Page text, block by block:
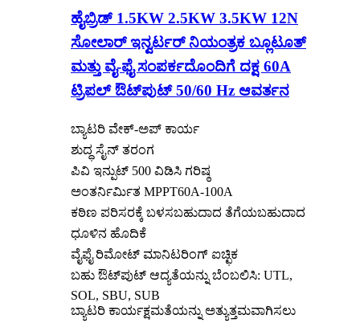
ಹೈಬ್ರಿಡ್ 1.5KW 2.5KW 3.5KW 12N
ಸೋಲಾರ್ ಇನ್ವರ್ಟರ್ ನಿಯಂತ್ರಕ ಬ್ಲೂಟೂತ್
ಮತ್ತು ವೈ-ಫೈ ಸಂಪರ್ಕದೊಂದಿಗೆ ದಕ್ಷ 60A
ಟ್ರಿಪಲ್ ಔಟ್‌ಪುಟ್ 50/60 Hz ಆವರ್ತನ
ಬ್ಯಾಟರಿ ವೇಕ್-ಅಪ್ ಕಾರ್ಯ
ಶುದ್ಧ ಸೈನ್ ತರಂಗ
ಪಿವಿ ಇನ್ಪುಟ್ 500 ವಿಡಿಸಿ ಗರಿಷ್ಠ
ಅಂತರ್ನಿರ್ಮಿತ MPPT60A-100A
ಕಠಿಣ ಪರಿಸರಕ್ಕೆ ಬಳಸಬಹುದಾದ ತೆಗೆಯಬಹುದಾದ
ಧೂಳಿನ ಹೊದಿಕೆ
ವೈಫೈ ರಿಮೋಟ್ ಮಾನಿಟರಿಂಗ್ ಐಚ್ಛಿಕ
ಬಹು ಔಟ್‌ಪುಟ್ ಆದ್ಯತೆಯನ್ನು ಬೆಂಬಲಿಸಿ: UTL,
SOL, SBU, SUB
ಬ್ಯಾಟರಿ ಕಾರ್ಯಕ್ಷಮತೆಯನ್ನು ಅತ್ಯುತ್ತಮವಾಗಿಸಲು